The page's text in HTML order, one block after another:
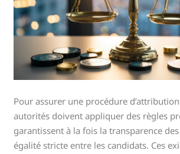
Pour assurer une procédure
autorités doivent appliquer des règles
garantissent à la fois la transparence
égalité stricte entre les candidats. Ces